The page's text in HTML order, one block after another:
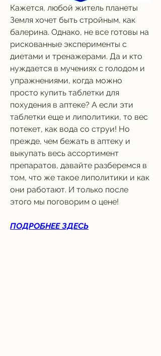
Кажется, любой житель планеты
Земля хочет быть стройным, как
балерина. Однако, не все готовы на
рискованные эксперименты с
диетами и тренажерами. Да и кто
нуждается в мучениях с голодом и
упражнениями, когда можно
просто купить таблетки для
похудения в аптеке? А если эти
таблетки еще и липолитики, то вес
потекет, как вода со струи! Но
прежде, чем бежать в аптеку и
выкупать весь ассортимент
препаратов, давайте разберемся в
том, что же такое липолитики и как
они работают. И только после
этого мы поговорим о цене!
ПОДРОБНЕЕ ЗДЕСЬ